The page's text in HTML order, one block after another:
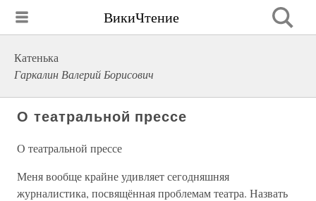
ВикиЧтение
Катенька
Гаркалин Валерий Борисович
О театральной прессе
О театральной прессе
Меня вообще крайне удивляет сегодняшняя
журналистика, посвящённая проблемам театра. Назвать